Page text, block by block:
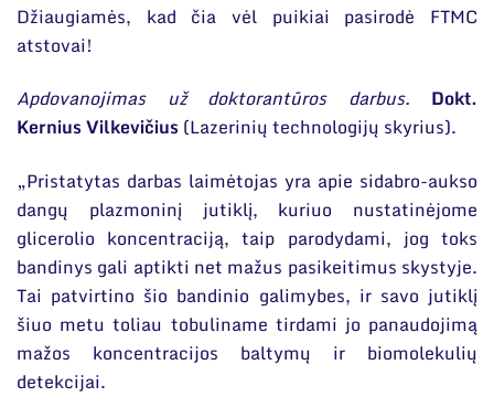
Džiaugiamės, kad čia vėl puikiai pasirodė FTMC
atstovai!
Apdovanojimas už doktorantūros darbus.
Dokt.
Kernius Vilkevičius (Lazerinių technologijų skyrius).
„Pristatytas darbas laimėtojas yra apie sidabro-aukso
dangų plazmoninį jutiklį, kuriuo nustatinėjome
glicerolio koncentraciją, taip parodydami, jog toks
bandinys gali aptikti net mažus pasikeitimus skystyje.
Tai patvirtino šio bandinio galimybes, ir savo jutiklį
šiuo metu toliau tobuliname tirdami jo panaudojimą
mažos koncentracijos baltymų ir biomolekulių
detekcijai.